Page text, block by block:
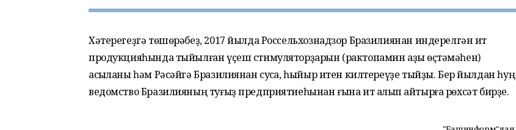
Хәтерегеҙгә төшөрәбеҙ, 2017 йылда Россельхознадзор Бразилиянан индерелгән ит
продукцияһында тыйылған үҫеш стимуляторҙарын (рактопамин аҙыҡ өҫтәмәһен)
асыҡланы һәм Рәсәйгә Бразилиянан сусҡа, һыйыр итен килтереүҙе тыйҙы. Бер йылдан һуң
ведомство Бразилияның туғыҙ предприятиеһынан ғына ит алып ҡайтырға рөхсәт бирҙе.